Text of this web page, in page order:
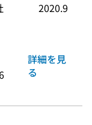
2020.9
詳細を見
る